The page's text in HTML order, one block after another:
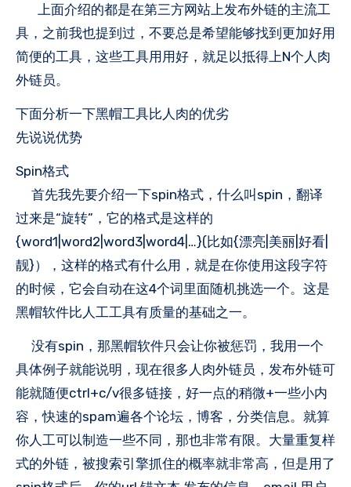
上面介绍的都是在第三方网站上发布外链的主流工
具，之前我也提到过，不要总是希望能够找到更加好用
简便的工具，这些工具用用好，就足以抵得上N个人肉
外链员。
下面分析一下黑帽工具比人肉的优劣
先说说优势
Spin格式
首先我先要介绍一下spin格式，什么叫spin，翻译
过来是“旋转”，它的格式是这样的
{word1|word2|word3|word4|…}(比如{漂亮|美丽|好看|
靓}），这样的格式有什么用，就是在你使用这段字符
的时候，它会自动在这4个词里面随机挑选一个。这是
黑帽软件比人工工具有质量的基础之一。
没有spin，那黑帽软件只会让你被惩罚，我用一个
具体例子就能说明，现在很多人肉外链员，发布外链可
能就随便ctrl+c/v很多链接，好一点的稍微+一些小内
容，快速的spam遍各个论坛，博客，分类信息。就算
你人工可以制造一些不同，那也非常有限。大量重复样
式的外链，被搜索引擎抓住的概率就非常高，但是用了